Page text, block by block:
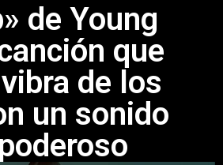
de Young
que
de los
un sonido